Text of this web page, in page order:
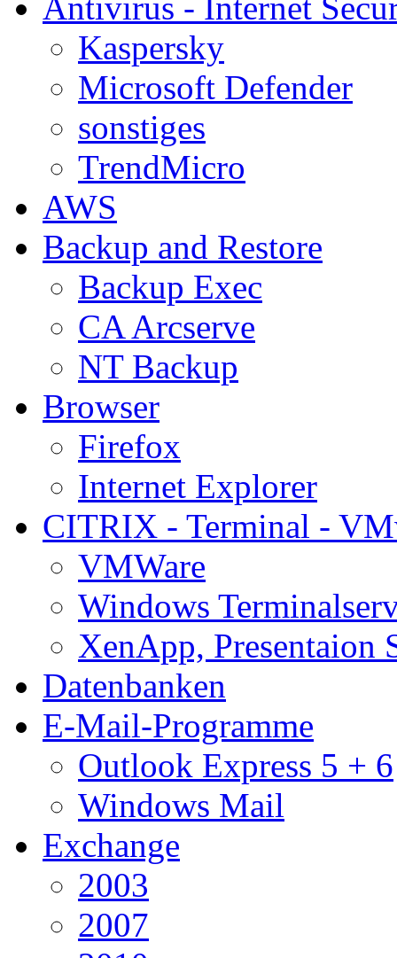
Kaspersky
Microsoft Defender
sonstiges
TrendMicro
AWS
Backup and Restore
Backup Exec
CA Arcserve
NT Backup
Browser
Firefox
Internet Explorer
CITRIX - Terminal -
VMWare
Windows
XenApp, Presentaion
Datenbanken
E-Mail-Programme
Outlook Express 5 + 6
Windows Mail
Exchange
2003
2007